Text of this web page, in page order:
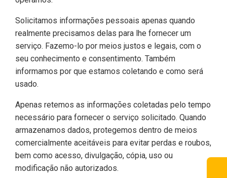
Solicitamos informações pessoais apenas quando
realmente precisamos delas para lhe fornecer um
serviço. Fazemo-lo por meios justos e legais, com o
seu conhecimento e consentimento. Também
informamos por que estamos coletando e como será
usado.
Apenas retemos as informações coletadas pelo tempo
necessário para fornecer o serviço solicitado. Quando
armazenamos dados, protegemos dentro de meios
comercialmente aceitáveis ​​para evitar perdas e roubos,
bem como acesso, divulgação, cópia, uso ou
modificação não autorizados.